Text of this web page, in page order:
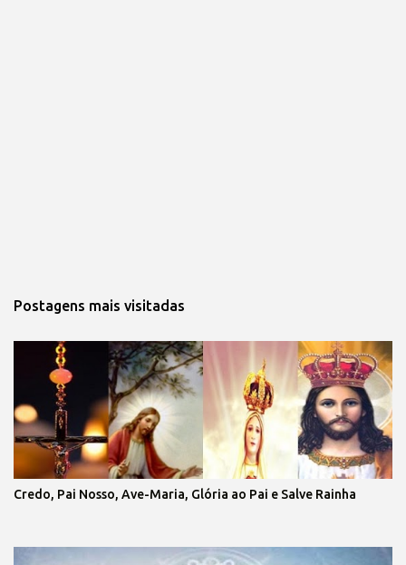
Postagens mais visitadas
Credo, Pai Nosso, Ave-Maria, Glória ao Pai e Salve Rainha